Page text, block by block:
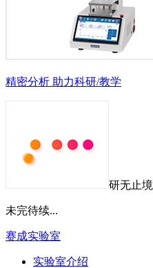
精密分析 助力科研/教学
研无止境
未完待续...
赛成实验室
实验室介绍